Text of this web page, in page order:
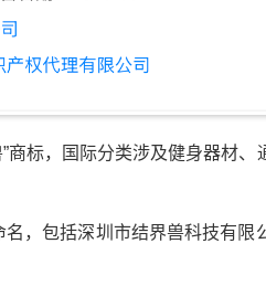
标，国际分类涉及健身器材、
，包括深圳市结界兽科技有限